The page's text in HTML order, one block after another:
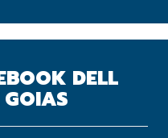
DELL
GOIAS